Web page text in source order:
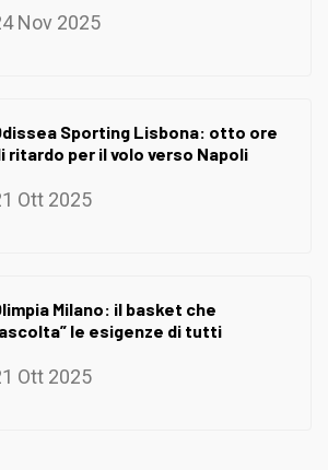
Nov 2025
Sporting Lisbona: otto ore
ritardo per il volo verso Napoli
Ott 2025
Milano: il basket che
le esigenze di tutti
Ott 2025